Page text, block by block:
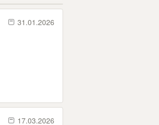
31.01.2026
17.03.2026